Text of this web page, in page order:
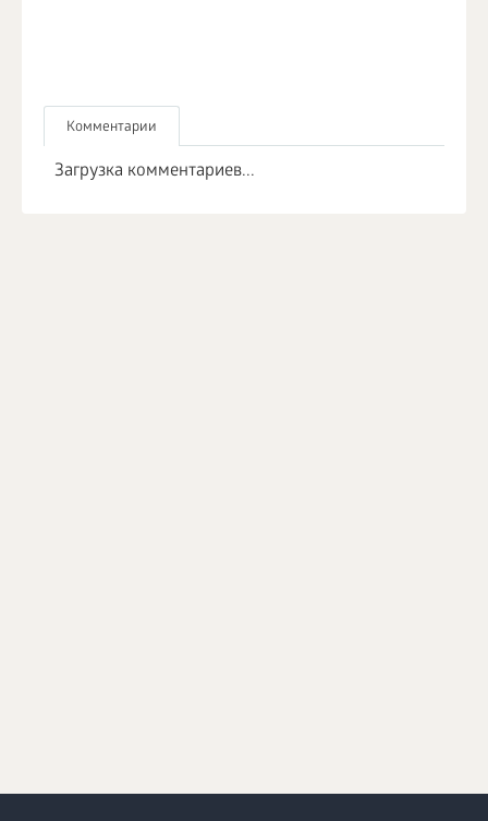
Комментарии
Загрузка комментариев...